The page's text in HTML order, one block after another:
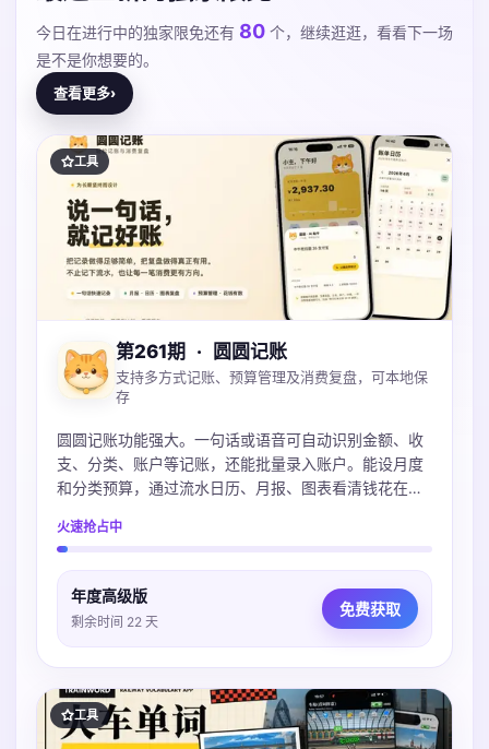
今日在进行中的独家限免还有 80 个，继续逛逛，看看下一场
是不是你想要的。
查看更多›
工具
第261期 · 圆圆记账
支持多方式记账、预算管理及消费复盘，可本地保
存
圆圆记账功能强大。一句话或语音可自动识别金额、收
支、分类、账户等记账，还能批量录入账户。能设月度
和分类预算，通过流水日历、月报、图表看清钱花在
导入多种账单，微信支付宝Excel都支持。
火速抢占中
年度高级版
剩余时间 22 天
免费获取
工具